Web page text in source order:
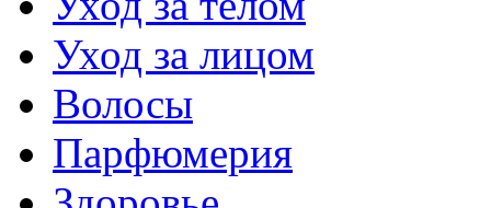
Уход за лицом
Волосы
Парфюмерия